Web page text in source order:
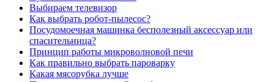
Выбираем телевизор
Как выбрать робот-пылесос?
Посудомоечная машинка бесполезный аксессуар или
спасительница?
Принцип работы микроволновой печи
Как правильно выбрать пароварку
Какая мясорубка лучше